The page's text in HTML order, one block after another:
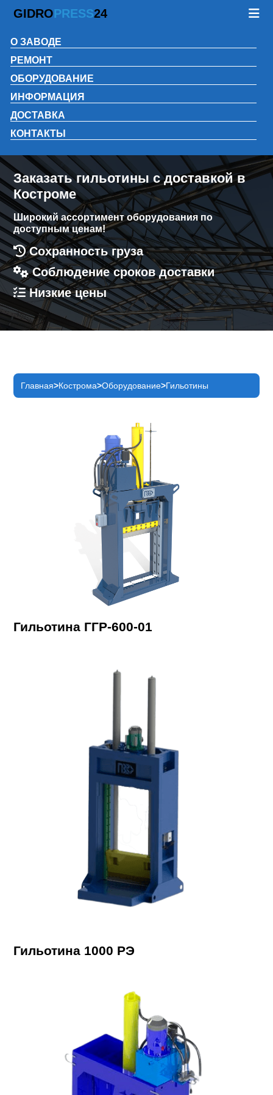
GIDROPRESS24
О ЗАВОДЕ
РЕМОНТ
ОБОРУДОВАНИЕ
ИНФОРМАЦИЯ
ДОСТАВКА
КОНТАКТЫ
Заказать гильотины с доставкой в
Костроме
Широкий ассортимент оборудования по
доступным ценам!
Сохранность груза
Соблюдение сроков доставки
Низкие цены
Главная Кострома Оборудование Гильотины
Гильотина ГГР-600-01
Гильотина 1000 РЭ